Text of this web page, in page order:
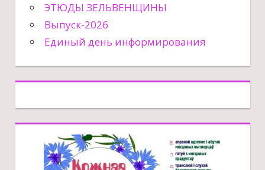
ЭТЮДЫ ЗЕЛЬВЕНЩИНЫ
Выпуск-2026
Единый день информирования